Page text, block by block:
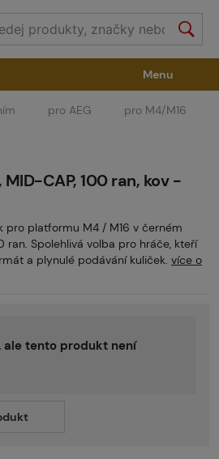
zbraním Výstroj
/ CO2
Oblečení / Obuv
Menu
pro AEG pro M4/M16
CAP, 100 ran, kov -
pro platformu M4 / M16 v černém
ran. Spolehlivá volba pro hráče, kteří
a plynulé podávání kuliček. více o
ale tento produkt není